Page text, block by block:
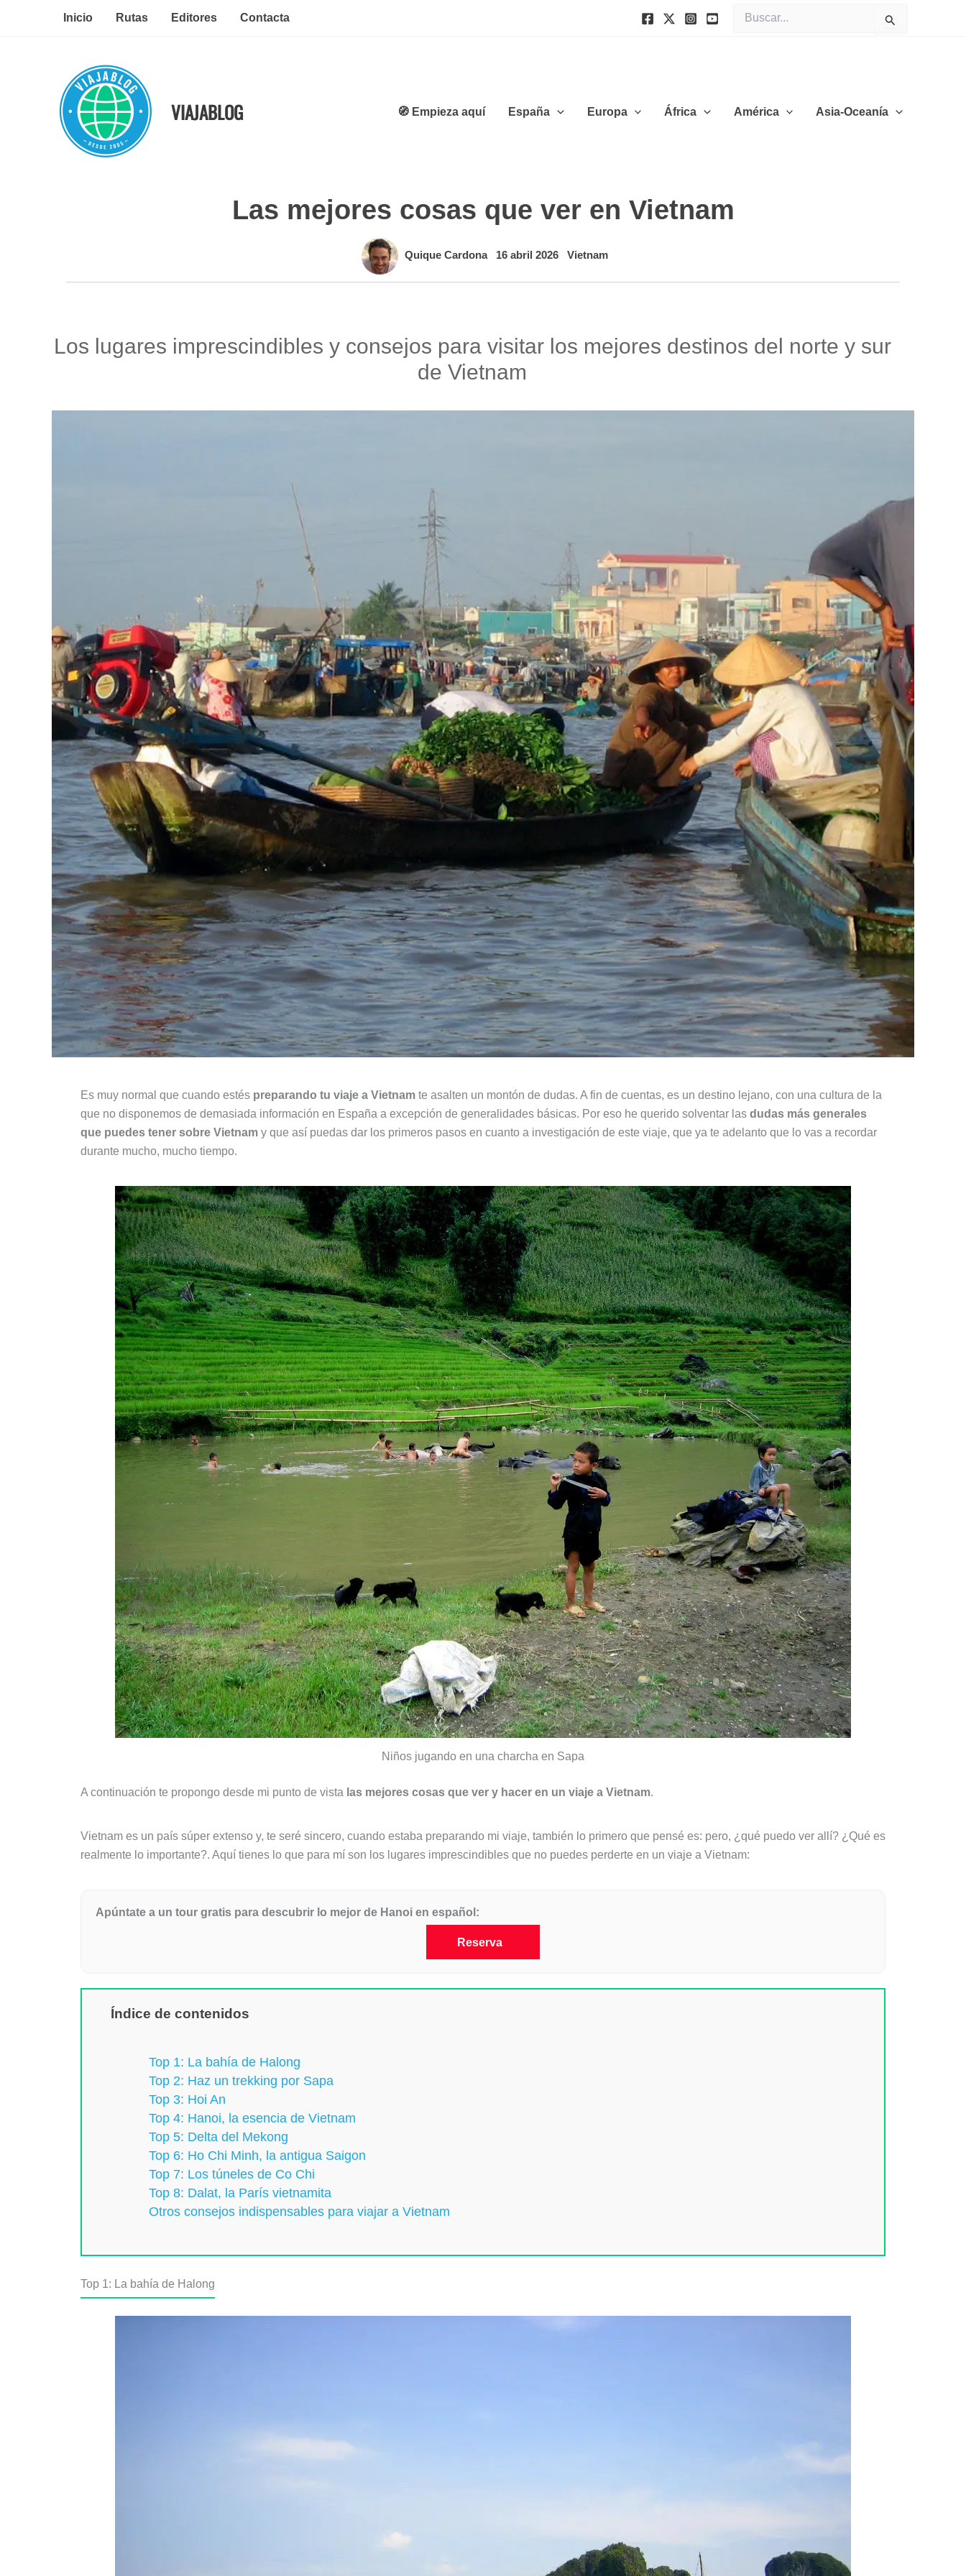
Inicio Rutas Editores Contacta
por:
VIAJABLOG 🧭 Empieza aquí España Europa África América Asia-Oceanía
Las mejores cosas que ver en Vietnam
Quique Cardona 16 abril 2026 Vietnam
Los lugares imprescindibles y consejos para visitar los mejores destinos del norte y sur
de Vietnam
Es muy normal que cuando estés preparando tu viaje a Vietnam te asalten un montón de dudas. A fin de cuentas, es un destino lejano, con una cultura de la
que no disponemos de demasiada información en España a excepción de generalidades básicas. Por eso he querido solventar las dudas más generales
que puedes tener sobre Vietnam y que así puedas dar los primeros pasos en cuanto a investigación de este viaje, que ya te adelanto que lo vas a recordar
durante mucho, mucho tiempo.
Niños jugando en una charcha en Sapa
A continuación te propongo desde mi punto de vista las mejores cosas que ver y hacer en un viaje a Vietnam.
Vietnam es un país súper extenso y, te seré sincero, cuando estaba preparando mi viaje, también lo primero que pensé es: pero, ¿qué puedo ver allí? ¿Qué es
realmente lo importante?. Aquí tienes lo que para mí son los lugares imprescindibles que no puedes perderte en un viaje a Vietnam:
Apúntate a un tour gratis para descubrir lo mejor de Hanoi en español:
Reserva
Índice de contenidos
Top 1: La bahía de Halong
Top 2: Haz un trekking por Sapa
Top 3: Hoi An
Top 4: Hanoi, la esencia de Vietnam
Top 5: Delta del Mekong
Top 6: Ho Chi Minh, la antigua Saigon
Top 7: Los túneles de Co Chi
Top 8: Dalat, la París vietnamita
Otros consejos indispensables para viajar a Vietnam
Top 1: La bahía de Halong